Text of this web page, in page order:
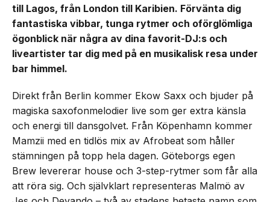
till Lagos, från London till Karibien. Förvänta dig
fantastiska vibbar, tunga rytmer och oförglömliga
ögonblick när några av dina favorit-DJ:s och
liveartister tar dig med på en musikalisk resa under
bar himmel.
Direkt från Berlin kommer Ekow Saxx och bjuder på
magiska saxofonmelodier live som ger extra känsla
och energi till dansgolvet. Från Köpenhamn kommer
Mamzii med en tidlös mix av Afrobeat som håller
stämningen på topp hela dagen. Göteborgs egen
Brew levererar house och 3-step-rytmer som får alla
att röra sig. Och självklart representeras Malmö av